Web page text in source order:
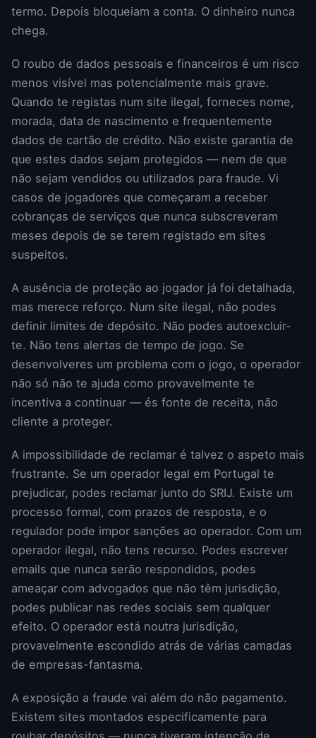
termo. Depois bloqueiam a conta. O dinheiro nunca
chega.
O roubo de dados pessoais e financeiros é um risco
menos visível mas potencialmente mais grave.
Quando te registas num site ilegal, forneces nome,
morada, data de nascimento e frequentemente
dados de cartão de crédito. Não existe garantia de
que estes dados sejam protegidos — nem de que
não sejam vendidos ou utilizados para fraude. Vi
casos de jogadores que começaram a receber
cobranças de serviços que nunca subscreveram
meses depois de se terem registado em sites
suspeitos.
A ausência de proteção ao jogador já foi detalhada,
mas merece reforço. Num site ilegal, não podes
definir limites de depósito. Não podes autoexcluir-
te. Não tens alertas de tempo de jogo. Se
desenvolveres um problema com o jogo, o operador
não só não te ajuda como provavelmente te
incentiva a continuar — és fonte de receita, não
cliente a proteger.
A impossibilidade de reclamar é talvez o aspeto mais
frustrante. Se um operador legal em Portugal te
prejudicar, podes reclamar junto do SRIJ. Existe um
processo formal, com prazos de resposta, e o
regulador pode impor sanções ao operador. Com um
operador ilegal, não tens recurso. Podes escrever
emails que nunca serão respondidos, podes
ameaçar com advogados que não têm jurisdição,
podes publicar nas redes sociais sem qualquer
efeito. O operador está noutra jurisdição,
provavelmente escondido atrás de várias camadas
de empresas-fantasma.
A exposição a fraude vai além do não pagamento.
Existem sites montados especificamente para